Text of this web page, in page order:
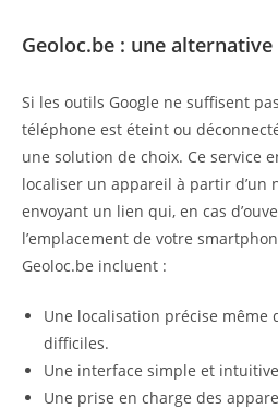
Geoloc.be : une
Si les outils Google ne suffisent
téléphone est éteint ou
une solution de choix. Ce service
localiser un appareil à partir d’un
envoyant un lien qui, en cas
l’emplacement de votre
Geoloc.be incluent :
Une localisation précise même
difficiles.
Une interface simple et
Une prise en charge des